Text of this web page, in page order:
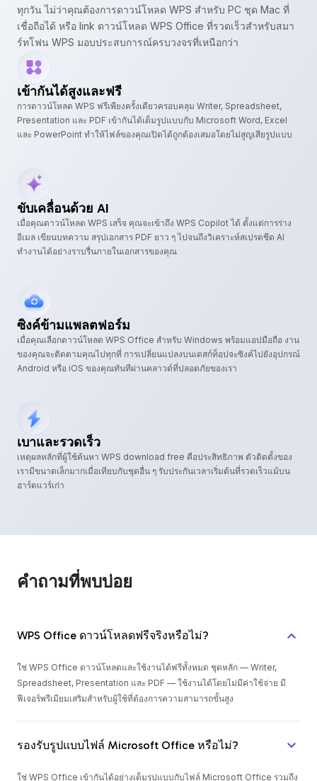
ทุกวัน ไม่ว่าคุณต้องการดาวน์โหลด WPS สำหรับ PC ชุด Mac ที่
เชื่อถือได้ หรือ link ดาวน์โหลด WPS Office ที่รวดเร็วสำหรับสมา
ร์ทโฟน WPS มอบประสบการณ์ครบวงจรที่เหนือกว่า
เข้ากันได้สูงและฟรี
การดาวน์โหลด WPS ฟรีเพียงครั้งเดียวครอบคลุม Writer, Spreadsheet,
Presentation และ PDF เข้ากันได้เต็มรูปแบบกับ Microsoft Word, Excel
และ PowerPoint ทำให้ไฟล์ของคุณเปิดได้ถูกต้องเสมอโดยไม่สูญเสียรูปแบบ
ขับเคลื่อนด้วย AI
เมื่อคุณดาวน์โหลด WPS เสร็จ คุณจะเข้าถึง WPS Copilot ได้ ตั้งแต่การร่าง
อีเมล เขียนบทความ สรุปเอกสาร PDF ยาว ๆ ไปจนถึงวิเคราะห์สเปรดชีต AI
ทำงานได้อย่างราบรื่นภายในเอกสารของคุณ
ซิงค์ข้ามแพลตฟอร์ม
เมื่อคุณเลือกดาวน์โหลด WPS Office สำหรับ Windows พร้อมแอปมือถือ งาน
ของคุณจะติดตามคุณไปทุกที่ การเปลี่ยนแปลงบนเดสก์ท็อปจะซิงค์ไปยังอุปกรณ์
Android หรือ iOS ของคุณทันทีผ่านคลาวด์ที่ปลอดภัยของเรา
เบาและรวดเร็ว
เหตุผลหลักที่ผู้ใช้ค้นหา WPS download free คือประสิทธิภาพ ตัวติดตั้งของ
เรามีขนาดเล็กมากเมื่อเทียบกับชุดอื่น ๆ รับประกันเวลาเริ่มต้นที่รวดเร็วแม้บน
ฮาร์ดแวร์เก่า
คำถามที่พบบ่อย
WPS Office ดาวน์โหลดฟรีจริงหรือไม่?
ใช่ WPS Office ดาวน์โหลดและใช้งานได้ฟรีทั้งหมด ชุดหลัก — Writer,
Spreadsheet, Presentation และ PDF — ใช้งานได้โดยไม่มีค่าใช้จ่าย มี
ฟีเจอร์พรีเมียมเสริมสำหรับผู้ใช้ที่ต้องการความสามารถขั้นสูง
รองรับรูปแบบไฟล์ Microsoft Office หรือไม่?
ใช่ WPS Office เข้ากันได้อย่างเต็มรูปแบบกับไฟล์ Microsoft Office รวมถึง